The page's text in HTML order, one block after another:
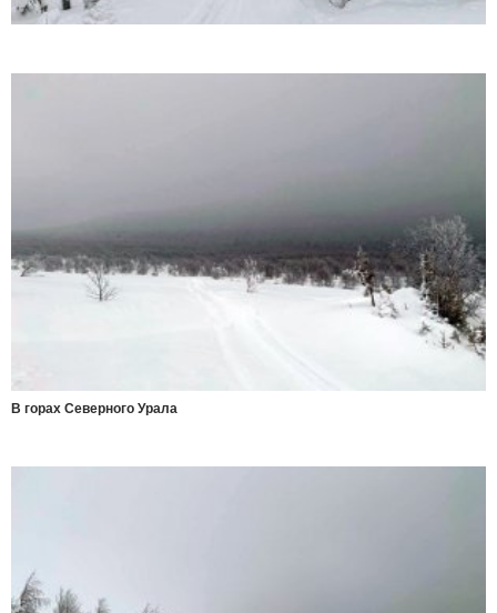
В горах Северного Урала